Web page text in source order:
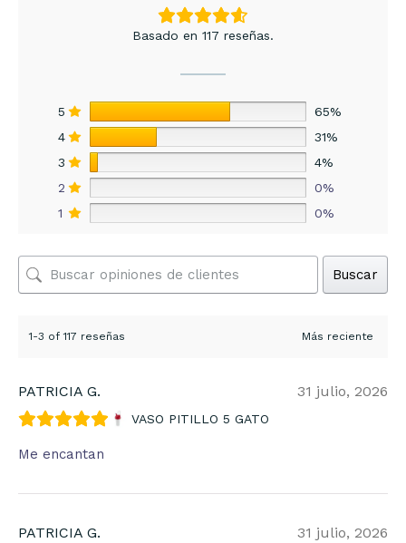
Basado en 117 reseñas.
5
65%
4
31%
3
4%
2
0%
1
0%
Buscar
1-3 of 117 reseñas
PATRICIA G. 31 julio, 2026
VASO PITILLO 5 GATO
Me encantan
PATRICIA G. 31 julio, 2026